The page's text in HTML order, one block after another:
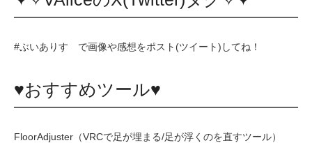
#ぶいありす で画像や感想をポスト(ツイート)してね！
♥おすすめツール♥
FloorAdjuster（VRCで足が埋まる/足が浮くのを直すツール）